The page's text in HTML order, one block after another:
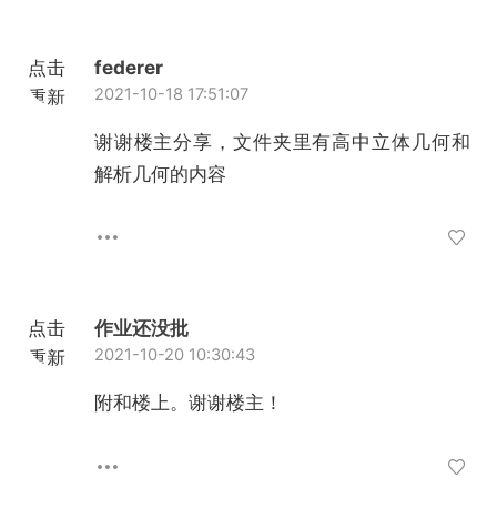
点击
重新
federer
2021-10-18 17:51:07
谢谢楼主分享，文件夹里有高中立体几何和
解析几何的内容
点击
重新
作业还没批
2021-10-20 10:30:43
附和楼上。谢谢楼主！